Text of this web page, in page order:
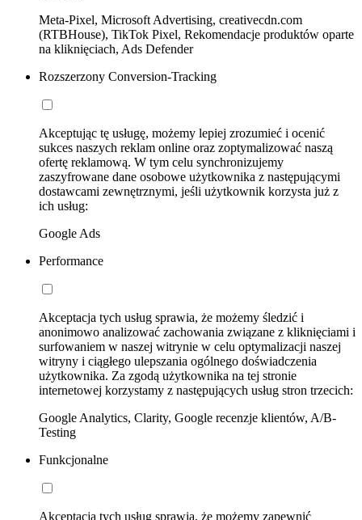
Meta-Pixel, Microsoft Advertising, creativecdn.com
(RTBHouse), TikTok Pixel, Rekomendacje produktów oparte
na kliknięciach, Ads Defender
Rozszerzony Conversion-Tracking
Akceptując tę usługę, możemy lepiej zrozumieć i ocenić
sukces naszych reklam online oraz zoptymalizować naszą
ofertę reklamową. W tym celu synchronizujemy
zaszyfrowane dane osobowe użytkownika z następującymi
dostawcami zewnętrznymi, jeśli użytkownik korzysta już z
ich usług:
Google Ads
Performance
Akceptacja tych usług sprawia, że możemy śledzić i
anonimowo analizować zachowania związane z kliknięciami i
surfowaniem w naszej witrynie w celu optymalizacji naszej
witryny i ciągłego ulepszania ogólnego doświadczenia
użytkownika. Za zgodą użytkownika na tej stronie
internetowej korzystamy z następujących usług stron trzecich:
Google Analytics, Clarity, Google recenzje klientów, A/B-
Testing
Funkcjonalne
Akceptacja tych usług sprawia, że możemy zapewnić